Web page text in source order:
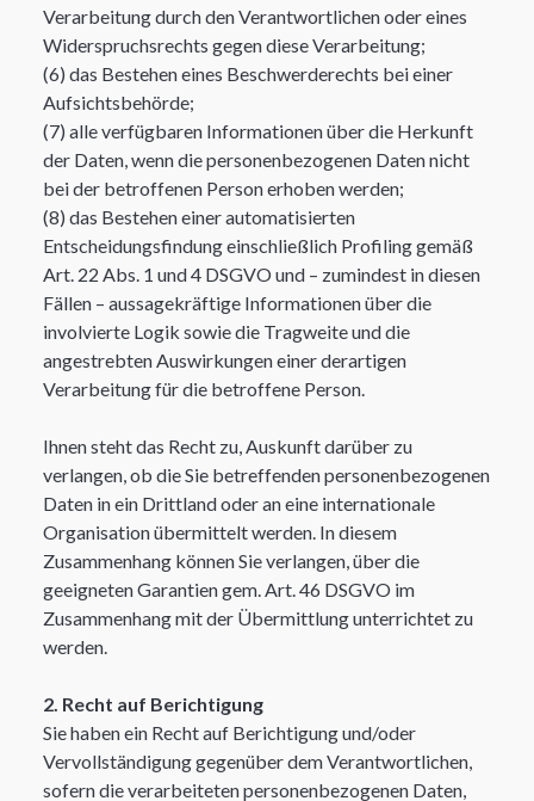
Verarbeitung durch den Verantwortlichen oder eines
Widerspruchsrechts gegen diese Verarbeitung;
(6) das Bestehen eines Beschwerderechts bei einer
Aufsichtsbehörde;
(7) alle verfügbaren Informationen über die Herkunft
der Daten, wenn die personenbezogenen Daten nicht
bei der betroffenen Person erhoben werden;
(8) das Bestehen einer automatisierten
Entscheidungsfindung einschließlich Profiling gemäß
Art. 22 Abs. 1 und 4 DSGVO und – zumindest in diesen
Fällen – aussagekräftige Informationen über die
involvierte Logik sowie die Tragweite und die
angestrebten Auswirkungen einer derartigen
Verarbeitung für die betroffene Person.
Ihnen steht das Recht zu, Auskunft darüber zu
verlangen, ob die Sie betreffenden personenbezogenen
Daten in ein Drittland oder an eine internationale
Organisation übermittelt werden. In diesem
Zusammenhang können Sie verlangen, über die
geeigneten Garantien gem. Art. 46 DSGVO im
Zusammenhang mit der Übermittlung unterrichtet zu
werden.​
2. Recht auf Berichtigung
Sie haben ein Recht auf Berichtigung und/oder
Vervollständigung gegenüber dem Verantwortlichen,
sofern die verarbeiteten personenbezogenen Daten,